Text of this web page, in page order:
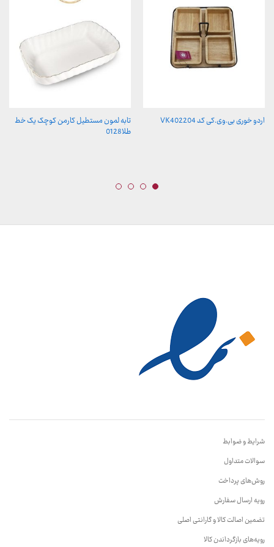
اردو خوری بی.وی.کی کد VK402204
تابه لمون مستطیل کارمن کوچک یک خط
طلا0128
شرایط و ضوابط
سوالات متداول
روش‌های پرداخت
رویه ارسال سفارش
تضمین اصالت کالا و گارانتی اصلی
رویه‌های بازگرداندن کالا